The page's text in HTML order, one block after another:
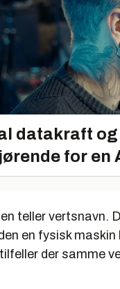
datakraft
for en
teller vertsnavn.
en fysisk
der samme